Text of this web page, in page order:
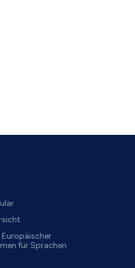
Europäischer
für Sprachen